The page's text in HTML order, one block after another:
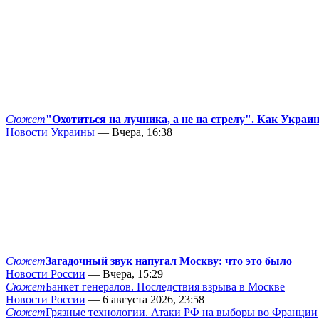
Сюжет"Охотиться на лучника, а не на стрелу". Как
Новости Украины — Вчера, 16:38
СюжетЗагадочный звук напугал Москву: что это было
Новости России — Вчера, 15:29
СюжетБанкет генералов. Последствия взрыва в Москве
Новости России — 6 августа 2026, 23:58
СюжетГрязные технологии. Атаки РФ на выборы во Франции